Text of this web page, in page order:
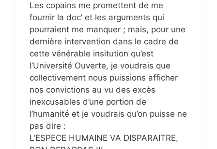
Les copains me promettent de me
fournir la doc’ et les arguments qui
pourraient me manquer ; mais, pour une
dernière intervention dans le cadre de
cette vénérable insitution qu’est
l’Université Ouverte, je voudrais que
collectivement nous puissions afficher
nos convictions au vu des excès
inexcusables d’une portion de
l’humanité et je voudrais qu’on puisse ne
pas dire :
L’ESPECE HUMAINE VA DISPARAITRE,